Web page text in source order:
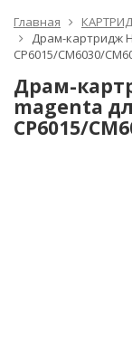
Главная
Драм-картридж
CP6015/CM6030/
Драм-
magenta
CP6015/